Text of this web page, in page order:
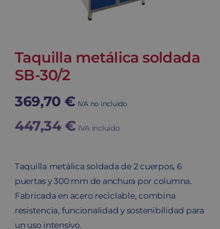
Taquilla metálica soldada
SB-30/2
369,70 € IVA no incluido
447,34 € IVA incluido
Taquilla metálica soldada de 2 cuerpos, 6
puertas y 300 mm de anchura por columna.
Fabricada en acero reciclable, combina
resistencia, funcionalidad y sostenibilidad para
un uso intensivo.